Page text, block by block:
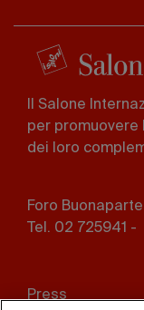
Il Salone
per promuovere
dei loro
Foro
Tel. 02 725941 -
menu
Press